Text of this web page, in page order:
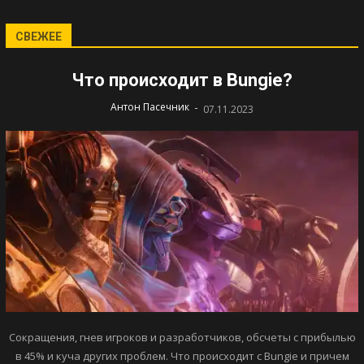
СВЕЖЕЕ
Что происходит в Bungie?
Антон Пасечник - 07.11.2023
Сокращения, гнев игроков и разработчиков, обсчеты с прибылью
в 45% и куча других проблем. Что происходит с Bungie и причем